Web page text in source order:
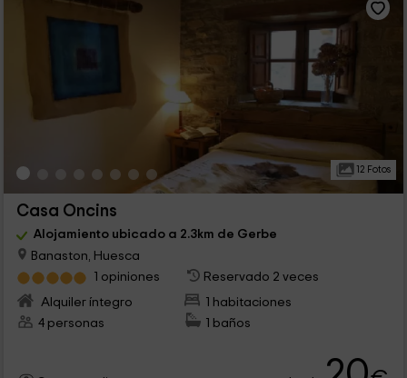
12 Fotos
Casa Oncins
Alojamiento ubicado a 2.3km de Gerbe
Banaston, Huesca
1 opiniones
Reservado 2 veces
Alquiler íntegro
1 habitaciones
4 personas
1 baños